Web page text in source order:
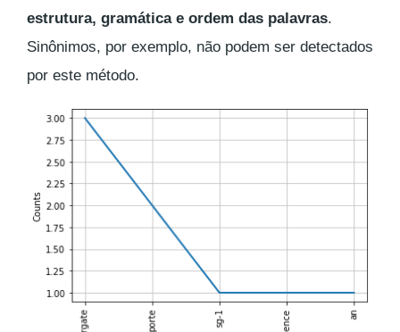
estrutura, gramática e ordem das palavras.
Sinônimos, por exemplo, não podem ser detectados
por este método.